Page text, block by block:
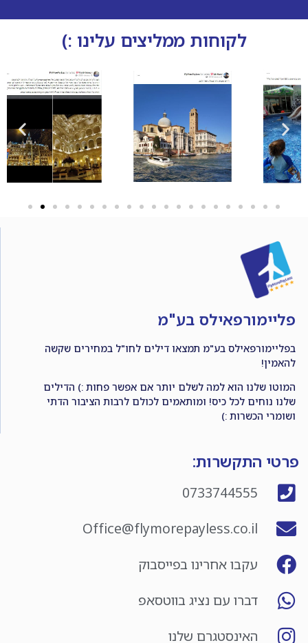
לקוחות ממליצים עלינו :)
פליימורפאילס בע"מ
בפליימורפאילס בע"מ תמצאו דילים לחו"ל במחירים שקשה
להאמין!
המוטו שלנו הוא למה לשלם יותר אם אפשר פחות :) הדילים
שלנו נוחים לכל כיס! ומותאמים לכולם לרבות הציבור הדתי
ושומרי הכשרות :)
פרטי התקשרות:
0733744555
Office@flymorepayless.co.il
עקבו אחרינו בפייסבוק
דברו עם נציג בווטסאפ
האינסטגרם שלנו